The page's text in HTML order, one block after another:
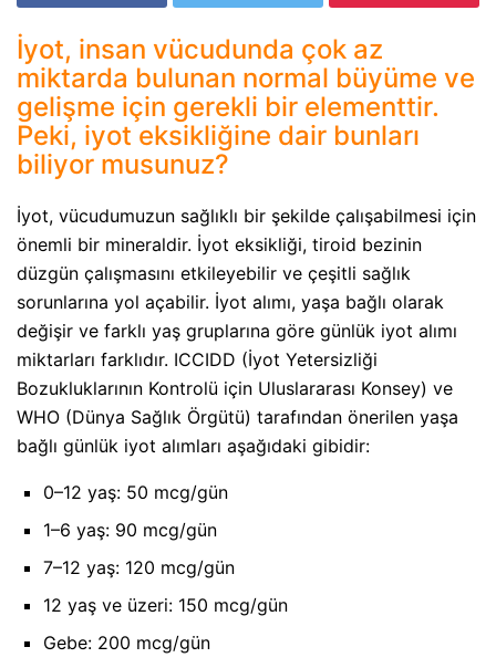
İyot, insan vücudunda çok az
miktarda bulunan normal büyüme ve
gelişme için gerekli bir elementtir.
Peki, iyot eksikliğine dair bunları
biliyor musunuz?
İyot, vücudumuzun sağlıklı bir şekilde çalışabilmesi için
önemli bir mineraldir. İyot eksikliği, tiroid bezinin
düzgün çalışmasını etkileyebilir ve çeşitli sağlık
sorunlarına yol açabilir. İyot alımı, yaşa bağlı olarak
değişir ve farklı yaş gruplarına göre günlük iyot alımı
miktarları farklıdır. ICCIDD (İyot Yetersizliği
Bozukluklarının Kontrolü için Uluslararası Konsey) ve
WHO (Dünya Sağlık Örgütü) tarafından önerilen yaşa
bağlı günlük iyot alımları aşağıdaki gibidir:
0–12 yaş: 50 mcg/gün
1–6 yaş: 90 mcg/gün
7–12 yaş: 120 mcg/gün
12 yaş ve üzeri: 150 mcg/gün
Gebe: 200 mcg/gün